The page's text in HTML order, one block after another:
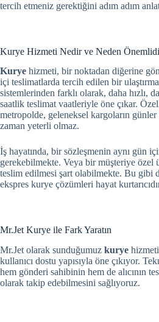
tercih etmeniz gerektiğini adım adım
Kurye Hizmeti Nedir ve Neden
Kurye hizmeti, bir noktadan diğerine
içi teslimatlarda tercih edilen bir
sistemlerinden farklı olarak, daha hızlı,
saatlik teslimat vaatleriyle öne çıkar.
metropolde, geleneksel kargoların
zaman yeterli olmaz.
İş hayatında, bir sözleşmenin aynı gün
gerekebilmekte. Veya bir müşteriye özel
teslim edilmesi şart olabilmekte. Bu gibi
ekspres kurye çözümleri hayat
Mr.Jet Kurye ile Fark Yaratın
Mr.Jet olarak sunduğumuz kurye
kullanıcı dostu yapısıyla öne çıkıyor.
hem gönderi sahibinin hem de alıcının
olarak takip edebilmesini sağlıyoruz.